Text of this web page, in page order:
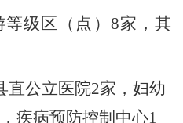
级区（点） 8家，其
直公立医院2家，妇幼
疾病预防控制中心1